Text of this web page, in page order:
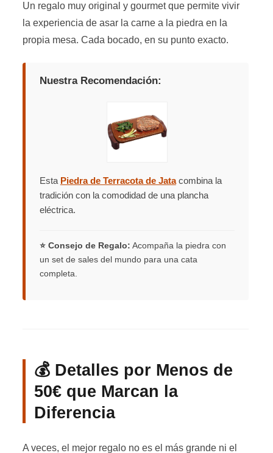
Un regalo muy original y gourmet que permite vivir
la experiencia de asar la carne a la piedra en la
propia mesa. Cada bocado, en su punto exacto.
Nuestra Recomendación:
Esta Piedra de Terracota de Jatacombina la
tradición con la comodidad de una plancha
eléctrica.
⭐ Consejo de Regalo: Acompaña la piedra con
un set de sales del mundo para una cata
completa.
💰 Detalles por Menos de
50€ que Marcan la
Diferencia
A veces, el mejor regalo no es el más grande ni el